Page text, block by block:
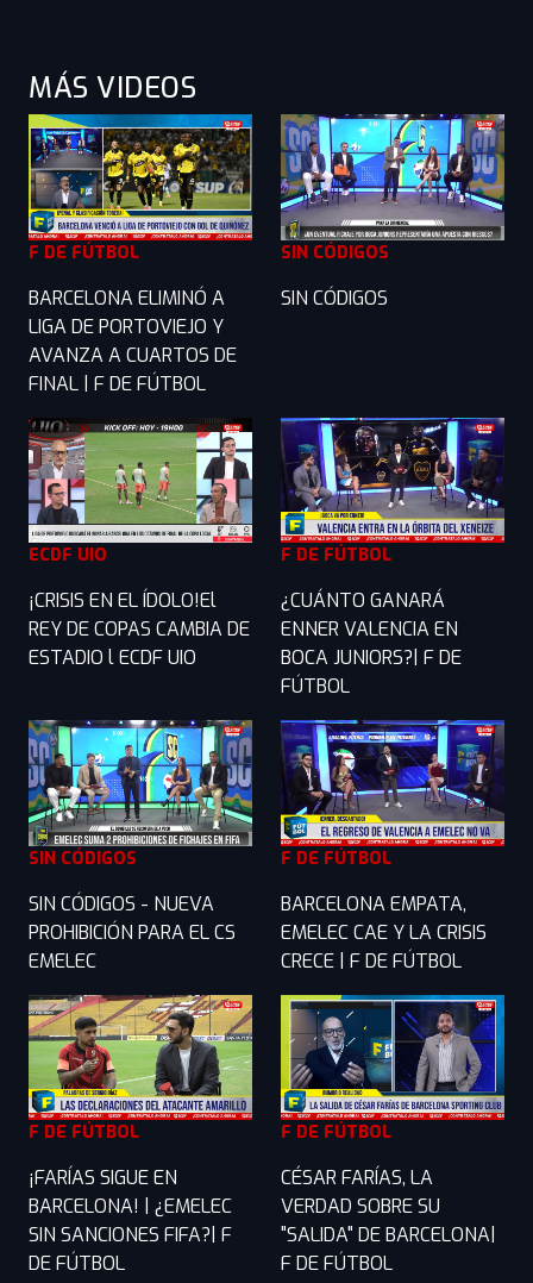
MÁS VIDEOS
F DE FÚTBOL
BARCELONA ELIMINÓ A
LIGA DE PORTOVIEJO Y
AVANZA A CUARTOS DE
FINAL | F DE FÚTBOL
SIN CÓDIGOS
SIN CÓDIGOS
ECDF UIO
¡CRISIS EN EL ÍDOLO!El
REY DE COPAS CAMBIA DE
ESTADIO l ECDF UIO
F DE FÚTBOL
¿CUÁNTO GANARÁ
ENNER VALENCIA EN
BOCA JUNIORS?| F DE
FÚTBOL
SIN CÓDIGOS
SIN CÓDIGOS - NUEVA
PROHIBICIÓN PARA EL CS
EMELEC
F DE FÚTBOL
BARCELONA EMPATA,
EMELEC CAE Y LA CRISIS
CRECE | F DE FÚTBOL
F DE FÚTBOL
¡FARÍAS SIGUE EN
BARCELONA! | ¿EMELEC
SIN SANCIONES FIFA?| F
DE FÚTBOL
F DE FÚTBOL
CÉSAR FARÍAS, LA
VERDAD SOBRE SU
"SALIDA" DE BARCELONA|
F DE FÚTBOL